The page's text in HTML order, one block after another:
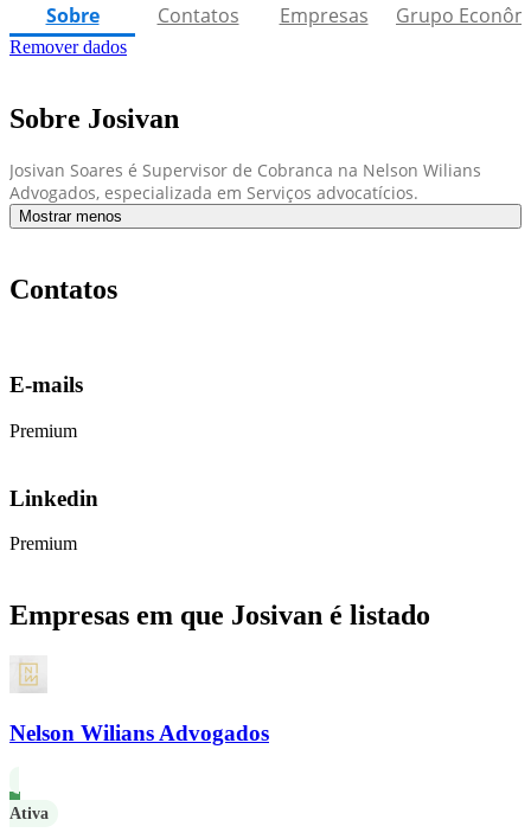
Sobre Contatos Empresas Grupo
Remover dados
Sobre Josivan
Josivan Soares é Supervisor de Cobranca na Nelson Wilians
Advogados, especializada em Serviços advocatícios.
Mostrar menos
Contatos
E-mails
Premium
Linkedin
Premium
Empresas em que Josivan é listado
Nelson Wilians Advogados
Ativa